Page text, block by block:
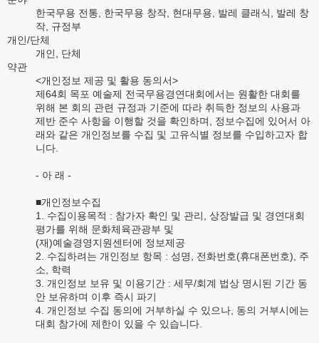
한국무용 전통, 한국무용 창작, 현대무용, 발레 클래식, 발레 창
작, 규정부
개인/단체
개인, 단체
약관
<개인정보 제공 및 활용 동의서>
제64회 목포 예술제 전국무용경연대회에서는 원활한 대회를
위해 본 회의 관련 규정과 기준에 따라 취득한 정보의 사용과
제반 준수 사항을 이행할 것을 확인하며, 정보수집에 있어서 아
래와 같은 개인정보를 수집 및 고유식별 정보를 수입하고자 합
니다.
- 아 래 -
■개인정보수집
1. 수집이용목적 : 참가자 확인 및 관리, 상장발급 및 경연대회
평가를 위해 문화체육관광부 및
(재)예술경영지원센터에 정보제공
2. 수집하려는 개인정보 항목 : 성명, 전화번호(휴대폰번호), 주
소, 학력
3. 개인정보 보유 및 이용기간 : 세무/회계 법상 명시된 기간 동
안 보유하며 이후 즉시 파기
4. 개인정보 수집 동의에 거부하실 수 있으나, 동의 거부시에는
대회 참가에 제한이 있을 수 있습니다.